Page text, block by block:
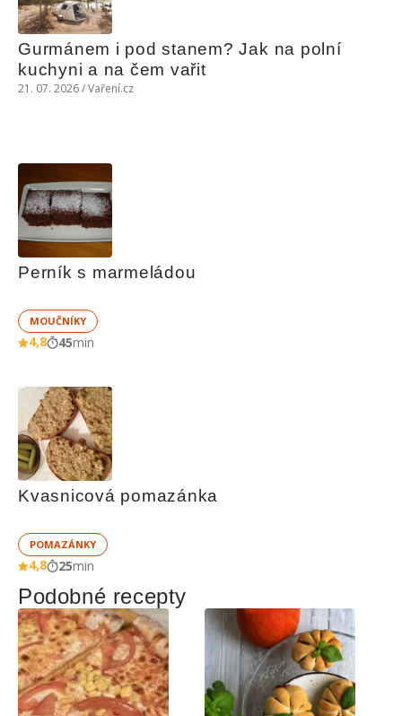
Gurmánem i pod stanem? Jak na polní
kuchyni a na čem vařit
21. 07. 2026 / Vaření.cz
Perník s marmeládou
MOUČNÍKY
4,8 45min
Kvasnicová pomazánka
POMAZÁNKY
4,8 25min
Podobné recepty